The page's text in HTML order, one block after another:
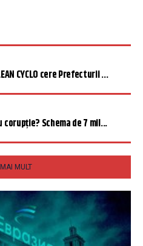
CYCLO cere Prefecturii ...
Schema de 7 mil...
MULT